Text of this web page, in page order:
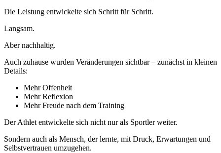
Die Leistung entwickelte sich Schritt für Schritt.
Langsam.
Aber nachhaltig.
Auch zuhause wurden Veränderungen sichtbar – zunächst in kleinen
Details:
Mehr Offenheit
Mehr Reflexion
Mehr Freude nach dem Training
Der Athlet entwickelte sich nicht nur als Sportler weiter.
Sondern auch als Mensch, der lernte, mit Druck, Erwartungen und
Selbstvertrauen umzugehen.